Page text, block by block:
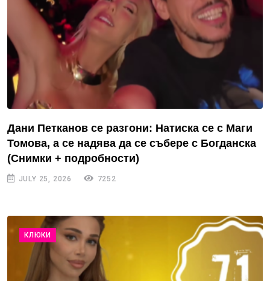
Дани Петканов се разгони: Натиска се с Маги
Томова, а се надява да се събере с Богданска
(Снимки + подробности)
JULY 25, 2026 7252
КЛЮКИ